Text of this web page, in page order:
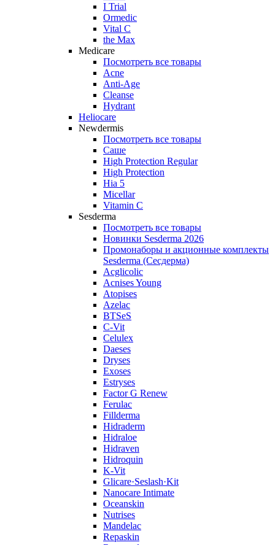
I Trial
Ormedic
Vital C
the Max
Medicare
Посмотреть все товары
Acne
Anti‑Age
Cleanse
Hydrant
Heliocare
Newdermis
Посмотреть все товары
Саше
High Protection Regular
High Protection
Hia 5
Micellar
Vitamin C
Sesderma
Посмотреть все товары
Новинки Sesderma 2026
Промонаборы и акционные комплекты
Sesderma (Сесдерма)
Acglicolic
Acnises Young
Atopises
Azelac
BTSeS
C‑Vit
Celulex
Daeses
Dryses
Exoses
Estryses
Factor G Renew
Ferulac
Fillderma
Hidraderm
Hidraloe
Hidraven
Hidroquin
K-Vit
Glicare·Seslash·Kit
Nanocare Intimate
Oceanskin
Nutrises
Mandelac
Repaskin